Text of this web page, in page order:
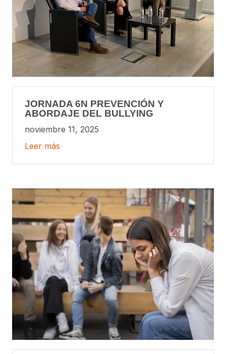
JORNADA 6N PREVENCIÓN Y
ABORDAJE DEL BULLYING
noviembre 11, 2025
Leer más